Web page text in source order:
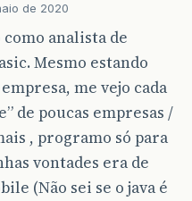
de 2020
analista de
Mesmo estando
me vejo cada
de poucas empresas /
, programo só para
vontades era de
(Não sei se o java é